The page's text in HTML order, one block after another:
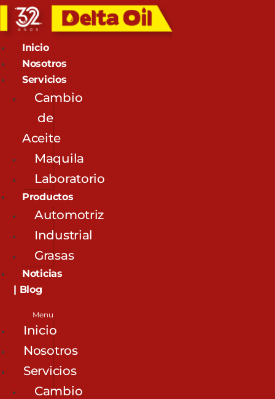
Inicio
Nosotros
Servicios
Cambio
de
Aceite
Maquila
Laboratorio
Productos
Automotriz
Industrial
Grasas
Noticias
| Blog
Menu
Inicio
Nosotros
Servicios
Cambio